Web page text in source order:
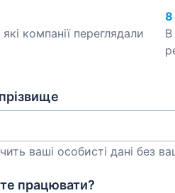
компанії переглядали
8
В
ваші особисті дані без
працювати?